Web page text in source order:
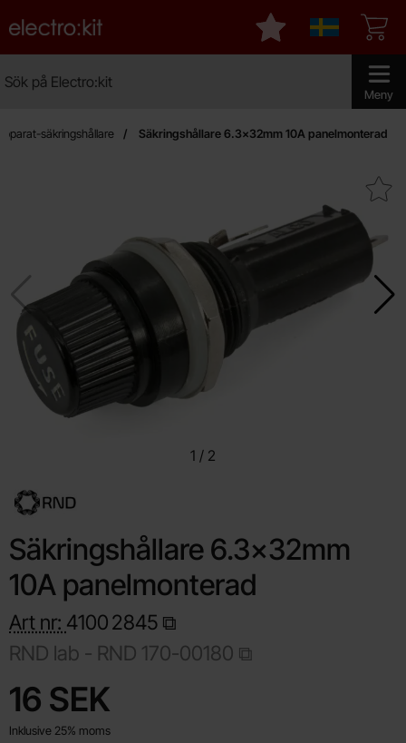
Meny
Startsidan för Electro:kit
Sverige
Mina favoriter
säkringshållare Säkringshållare 6.3x32mm 10A panelmonterad
Makera säkringshållare 6.3x32mm
1 / 2
Säkringshållare 6.3x32mm
10A panelmonterad
Art nr: 41002845
RND lab - RND 170-00180
pris
16 SEK
Inklusive 25% moms